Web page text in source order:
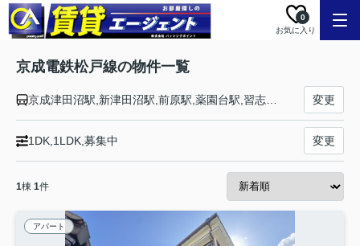
お気に入り
0
京成電鉄松戸線の物件一覧
変更
1DK,1LDK,募集中 変更
1棟 1件
アパート